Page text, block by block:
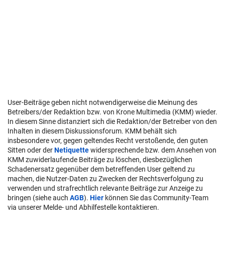
User-Beiträge geben nicht notwendigerweise die Meinung des
Betreibers/der Redaktion bzw. von Krone Multimedia (KMM) wieder.
In diesem Sinne distanziert sich die Redaktion/der Betreiber von den
Inhalten in diesem Diskussionsforum. KMM behält sich
insbesondere vor, gegen geltendes Recht verstoßende, den guten
Sitten oder derNetiquettewidersprechende bzw. dem Ansehen von
KMM zuwiderlaufende Beiträge zu löschen, diesbezüglichen
Schadenersatz gegenüber dem betreffenden User geltend zu
machen, die Nutzer-Daten zu Zwecken der Rechtsverfolgung zu
verwenden und strafrechtlich relevante Beiträge zur Anzeige zu
bringen (siehe auch AGB). Hier können Sie das Community-Team
via unserer Melde- und Abhilfestelle kontaktieren.